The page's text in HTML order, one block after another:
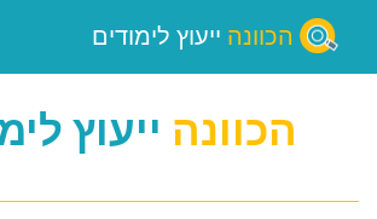
הכוונה ייעוץ לימודים
הכוונה ייעוץ